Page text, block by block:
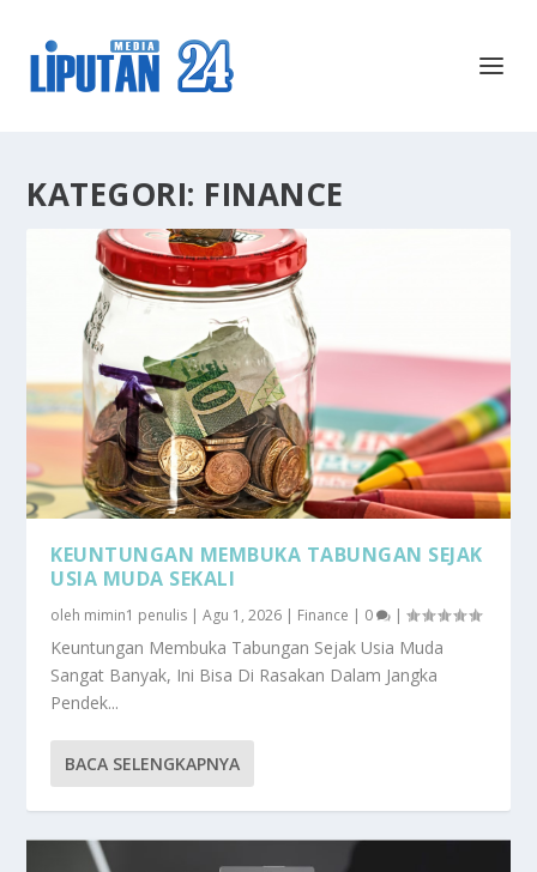
KATEGORI: FINANCE
KEUNTUNGAN MEMBUKA TABUNGAN SEJAK
USIA MUDA SEKALI
oleh mimin1 penulis |Agu 1, 2026 | Finance | 0 |
Keuntungan Membuka Tabungan Sejak Usia Muda
Sangat Banyak, Ini Bisa Di Rasakan Dalam Jangka
Pendek...
BACA SELENGKAPNYA